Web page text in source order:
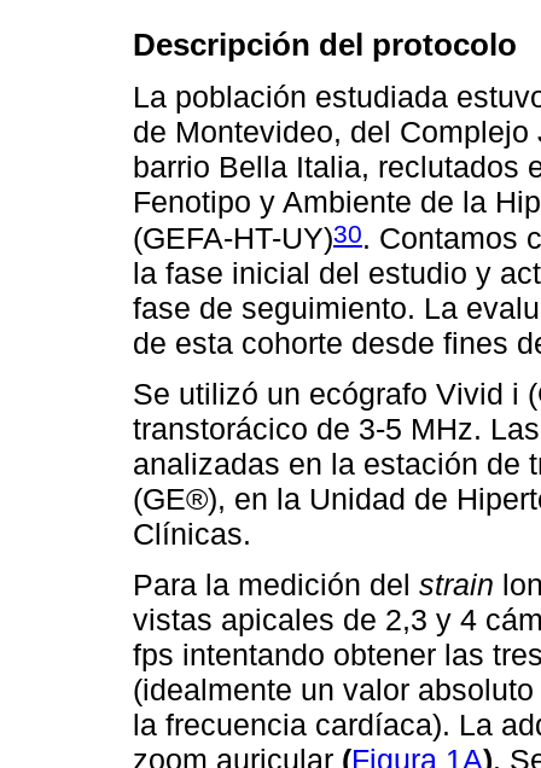
Descripción del protocolo
La población estudiada
de Montevideo, del
barrio Bella Italia, reclutados
Fenotipo y Ambiente de la
(GEFA-HT-UY)30. Contamos
la fase inicial del estudio y
fase de seguimiento. La
de esta cohorte desde fines
Se utilizó un ecógrafo Vivid i
transtorácico de 3-5 MHz.
analizadas en la estación de
(GE®), en la Unidad de
Clínicas.
Para la medición del strain
vistas apicales de 2,3 y 4
fps intentando obtener las
(idealmente un valor
la frecuencia cardíaca). La
zoom auricular (Figura 1A).